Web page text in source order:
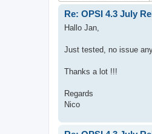
Re: OPSI 4.3 July
Hallo Jan,
Just tested, no issue
Thanks a lot !!!
Regards
Nico